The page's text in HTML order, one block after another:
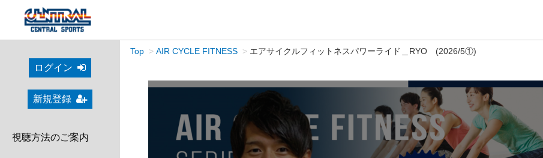
ログイン
新規登録
視聴方法のご案内
Top AIR CYCLE FITNESS エアサイクルフィットネスパワーライド＿RYO (2026/5①)